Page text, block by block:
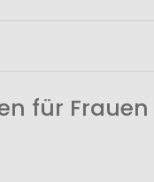
für Frauen